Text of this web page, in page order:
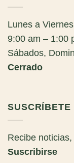
Lunes a
9:00 am – 1:00
Sábados,
Cerrado
SUSCRÍBETE
Recibe
Suscribirse